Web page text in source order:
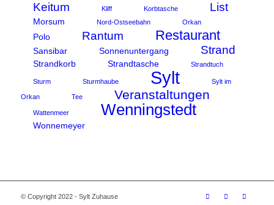
Keitum Kliff Korbtasche List
Morsum Nord-Ostseebahn Orkan
Polo Rantum Restaurant
Sansibar Sonnenuntergang Strand
Strandkorb Strandtasche Strandtuch
Sturm Sturmhaube Sylt Sylt im
Orkan Tee Veranstaltungen
Wattenmeer Wenningstedt
Wonnemeyer
© Copyright 2022 - Sylt Zuhause